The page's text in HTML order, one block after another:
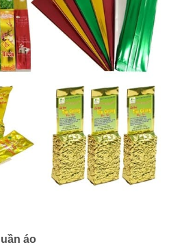
áo